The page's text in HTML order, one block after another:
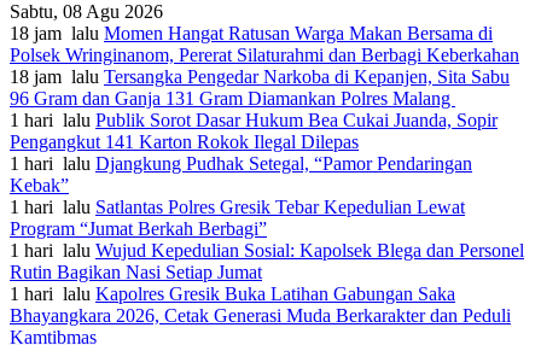
Sabtu, 08 Agu 2026
18 jam lalu Momen Hangat Ratusan Warga Makan Bersama di
Polsek Wringinanom, Pererat Silaturahmi dan Berbagi Keberkahan
18 jam lalu Tersangka Pengedar Narkoba di Kepanjen, Sita Sabu
96 Gram dan Ganja 131 Gram Diamankan Polres Malang
1 hari lalu Publik Sorot Dasar Hukum Bea Cukai Juanda, Sopir
Pengangkut 141 Karton Rokok Ilegal Dilepas
1 hari lalu Djangkung Pudhak Setegal, “Pamor Pendaringan
Kebak”
1 hari lalu Satlantas Polres Gresik Tebar Kepedulian Lewat
Program “Jumat Berkah Berbagi”
1 hari lalu Wujud Kepedulian Sosial: Kapolsek Blega dan Personel
Rutin Bagikan Nasi Setiap Jumat
1 hari lalu Kapolres Gresik Buka Latihan Gabungan Saka
Bhayangkara 2026, Cetak Generasi Muda Berkarakter dan Peduli
Kamtibmas